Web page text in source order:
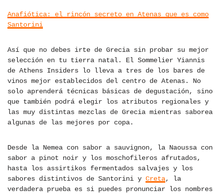
Anafiótica: el rincón secreto en Atenas que es como
Santorini
Así que no debes irte de Grecia sin probar su mejor
selección en tu tierra natal. El Sommelier Yiannis
de Athens Insiders lo lleva a tres de los bares de
vinos mejor establecidos del centro de Atenas. No
solo aprenderá técnicas básicas de degustación, sino
que también podrá elegir los atributos regionales y
las muy distintas mezclas de Grecia mientras saborea
algunas de las mejores por copa.
Desde la Nemea con sabor a sauvignon, la Naoussa con
sabor a pinot noir y los moschofileros afrutados,
hasta los assirtikos fermentados salvajes y los
sabores distintivos de Santorini y Creta, la
verdadera prueba es si puedes pronunciar los nombres